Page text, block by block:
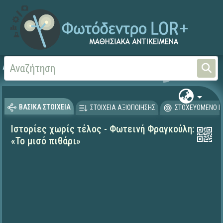
Αρχική
ΒΑΣΙΚΑ ΣΤΟΙΧΕΙΑ ΣΤΟΙΧΕΙΑ ΑΞΙΟΠΟΙΗΣΗΣ ΣΤΟΧΕΥΟΜΕΝΟ
Ιστορίες χωρίς τέλος - Φωτεινή Φραγκούλη:
«Το μισό πιθάρι»